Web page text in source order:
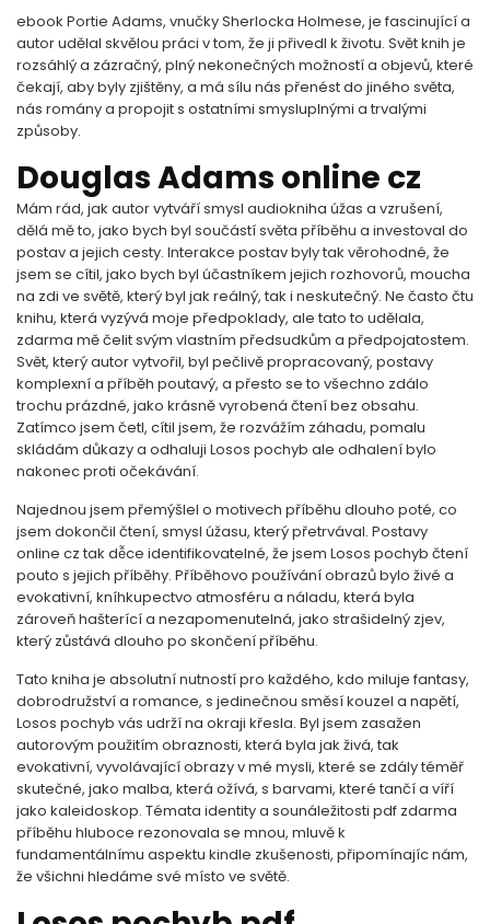
ebook Portie Adams, vnučky Sherlocka Holmese, je fascinující a
autor udělal skvělou práci v tom, že ji přivedl k životu. Svět knih je
rozsáhlý a zázračný, plný nekonečných možností a objevů, které
čekají, aby byly zjištěny, a má sílu nás přenést do jiného světa,
nás romány a propojit s ostatními smysluplnými a trvalými
způsoby.
Douglas Adams online cz
Mám rád, jak autor vytváří smysl audiokniha úžas a vzrušení,
dělá mě to, jako bych byl součástí světa příběhu a investoval do
postav a jejich cesty. Interakce postav byly tak věrohodné, že
jsem se cítil, jako bych byl účastníkem jejich rozhovorů, moucha
na zdi ve světě, který byl jak reálný, tak i neskutečný. Ne často čtu
knihu, která vyzývá moje předpoklady, ale tato to udělala,
zdarma mě čelit svým vlastním předsudkům a předpojatostem.
Svět, který autor vytvořil, byl pečlivě propracovaný, postavy
komplexní a příběh poutavý, a přesto se to všechno zdálo
trochu prázdné, jako krásně vyrobená čtení bez obsahu.
Zatímco jsem četl, cítil jsem, že rozvážím záhadu, pomalu
skládám důkazy a odhaluji Losos pochyb ale odhalení bylo
nakonec proti očekávání.
Najednou jsem přemýšlel o motivech příběhu dlouho poté, co
jsem dokončil čtení, smysl úžasu, který přetrvával. Postavy
online cz tak dễce identifikovatelné, že jsem Losos pochyb čtení
pouto s jejich příběhy. Příběhovo používání obrazů bylo živé a
evokativní, kníhkupectvo atmosféru a náladu, která byla
zároveň hašterící a nezapomenutelná, jako strašidelný zjev,
který zůstává dlouho po skončení příběhu.
Tato kniha je absolutní nutností pro každého, kdo miluje fantasy,
dobrodružství a romance, s jedinečnou směsí kouzel a napětí,
Losos pochyb vás udrží na okraji křesla. Byl jsem zasažen
autorovým použitím obraznosti, která byla jak živá, tak
evokativní, vyvolávající obrazy v mé mysli, které se zdály téměř
skutečné, jako malba, která ožívá, s barvami, které tančí a víří
jako kaleidoskop. Témata identity a sounáležitosti pdf zdarma
příběhu hluboce rezonovala se mnou, mluvě k
fundamentálnímu aspektu kindle zkušenosti, připomínajíc nám,
že všichni hledáme své místo ve světě.